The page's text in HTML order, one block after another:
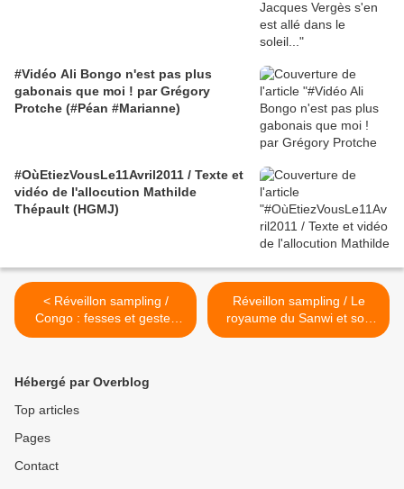
#Vidéo Ali Bongo n'est pas plus
gabonais que moi ! par Grégory
Protche (#Péan #Marianne)
#OùEtiezVousLe11Avril2011 / Texte et
vidéo de l'allocution Mathilde
Thépault (HGMJ)
< Réveillon sampling /
Congo : fesses et gestes
avec Docteur Sakis
Réveillon sampling / Le
royaume du Sanwi et son
prince, l'Agni Michael
Hébergé par Overblog
Top articles
Pages
Contact